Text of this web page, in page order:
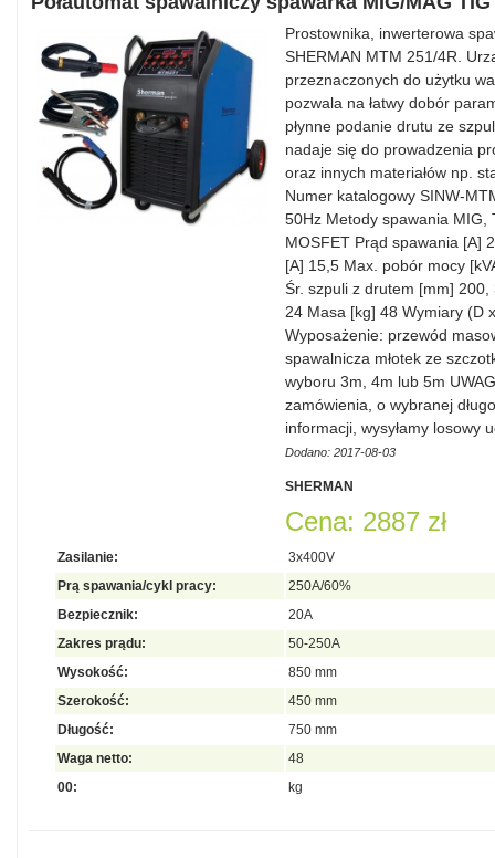
Prostownika, inwerterowa
SHERMAN MTM 251/4R.
przeznaczonych do użytku
pozwala na łatwy dobór
płynne podanie drutu ze
nadaje się do prowadzenia
oraz innych materiałów np.
Numer katalogowy SINW-
50Hz Metody spawania MIG,
MOSFET Prąd spawania [A]
[A] 15,5 Max. pobór mocy
Śr. szpuli z drutem [mm]
24 Masa [kg] 48 Wymiary (D
Wyposażenie: przewód
spawalnicza młotek ze
wyboru 3m, 4m lub 5m
zamówienia, o wybranej
informacji, wysyłamy losowy
Dodano: 2017-08-03
SHERMAN
Cena: 2887 zł
Zasilanie:
3x400V
Prą spawania/cykl pracy:
250A/60%
Bezpiecznik:
20A
Zakres prądu:
50-250A
Wysokość:
850 mm
Szerokość:
450 mm
Długość:
750 mm
Waga netto:
48
00:
kg